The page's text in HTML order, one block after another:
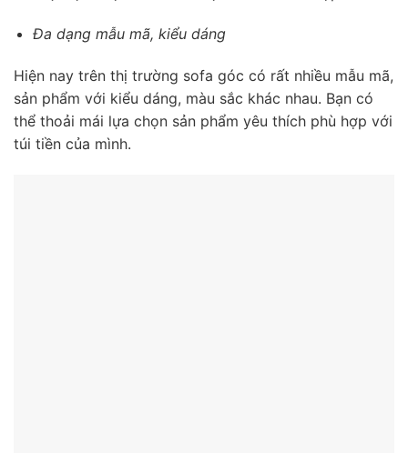
Đa dạng mẫu mã, kiểu dáng
Hiện nay trên thị trường sofa góc có rất nhiều mẫu mã,
sản phẩm với kiểu dáng, màu sắc khác nhau. Bạn có
thể thoải mái lựa chọn sản phẩm yêu thích phù hợp với
túi tiền của mình.